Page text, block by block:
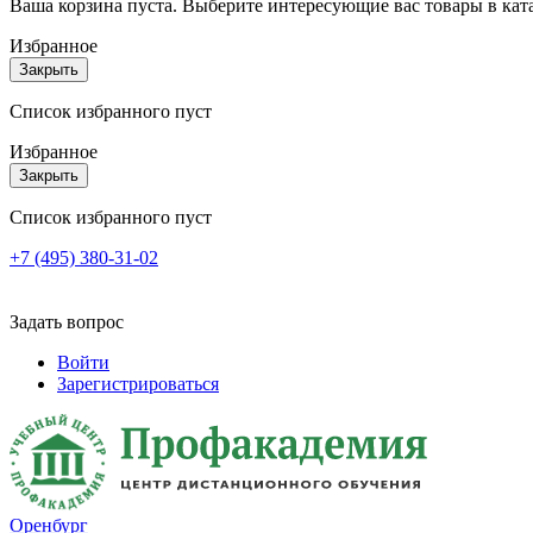
Ваша корзина пуста. Выберите интересующие вас товары в
Избранное
Закрыть
Список избранного пуст
Избранное
Закрыть
Список избранного пуст
+7 (495) 380-31-02
Задать вопрос
Войти
Зарегистрироваться
Оренбург